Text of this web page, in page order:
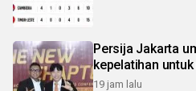
Persija Jakarta
kepelatihan
19 jam lalu